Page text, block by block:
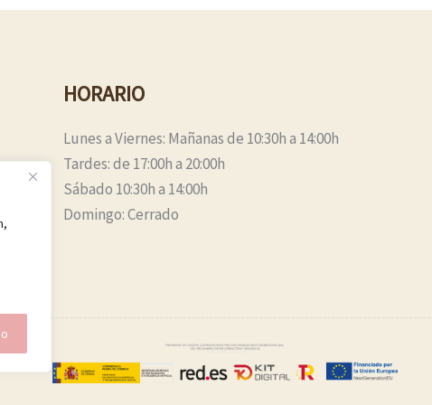
HORARIO
Lunes a Viernes: Mañanas de 10:30h a 14:00h
Tardes: de 17:00h a 20:00h
Sábado 10:30h a 14:00h
Domingo: Cerrado